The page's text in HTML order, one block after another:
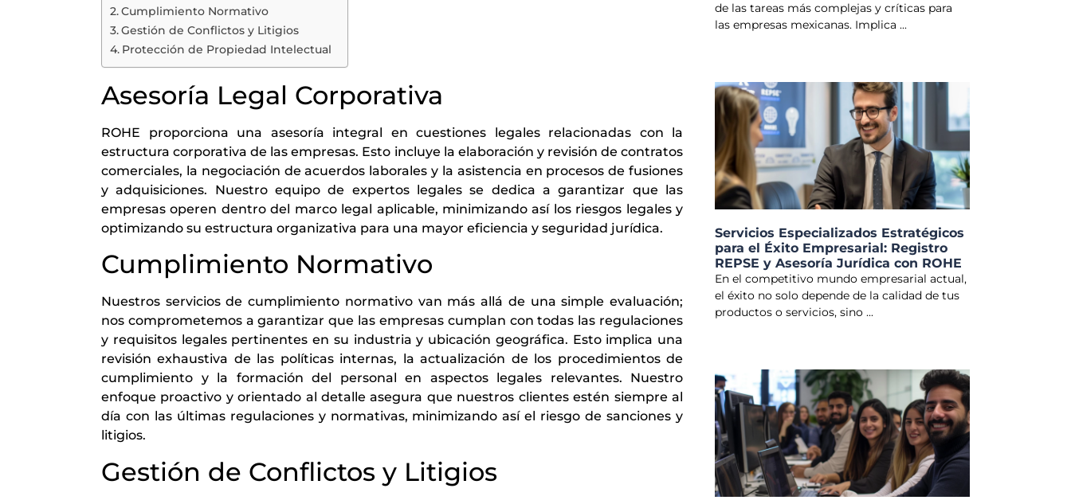
Cumplimiento Normativo
Gestión de Conflictos y Litigios
Protección de Propiedad Intelectual
Asesoría Legal Corporativa
ROHE proporciona una asesoría integral en cuestiones legales relacionadas con la
estructura corporativa de las empresas. Esto incluye la elaboración y revisión de contratos
comerciales, la negociación de acuerdos laborales y la asistencia en procesos de fusiones
y adquisiciones. Nuestro equipo de expertos legales se dedica a garantizar que las
empresas operen dentro del marco legal aplicable, minimizando así los riesgos legales y
optimizando su estructura organizativa para una mayor eficiencia y seguridad jurídica.
Cumplimiento Normativo
Nuestros servicios de cumplimiento normativo van más allá de una simple evaluación;
nos comprometemos a garantizar que las empresas cumplan con todas las regulaciones
y requisitos legales pertinentes en su industria y ubicación geográfica. Esto implica una
revisión exhaustiva de las políticas internas, la actualización de los procedimientos de
cumplimiento y la formación del personal en aspectos legales relevantes. Nuestro
enfoque proactivo y orientado al detalle asegura que nuestros clientes estén siempre al
día con las últimas regulaciones y normativas, minimizando así el riesgo de sanciones y
litigios.
Gestión de Conflictos y Litigios
de las tareas más complejas y críticas para
las empresas mexicanas. Implica
Servicios Especializados Estratégicos
para el Éxito Empresarial: Registro
REPSE y Asesoría Jurídica con ROHE
En el competitivo mundo empresarial actual,
el éxito no solo depende de la calidad de tus
productos o servicios, sino